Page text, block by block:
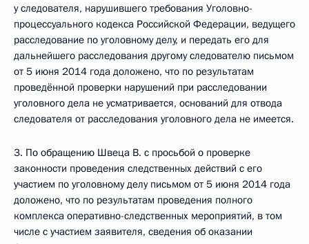
у следователя, нарушившего требования Уголовно-
процессуального кодекса Российской Федерации, ведущего
расследование по уголовному делу, и передать его для
дальнейшего расследования другому следователю письмом
от 5 июня 2014 года доложено, что по результатам
проведённой проверки нарушений при расследовании
уголовного дела не усматривается, оснований для отвода
следователя от расследования уголовного дела не имеется.
3. По обращению Швеца В. с просьбой о проверке
законности проведения следственных действий с его
участием по уголовному делу письмом от 5 июня 2014 года
доложено, что по результатам проведения полного
комплекса оперативно-следственных мероприятий, в том
числе с участием заявителя, сведения об оказании